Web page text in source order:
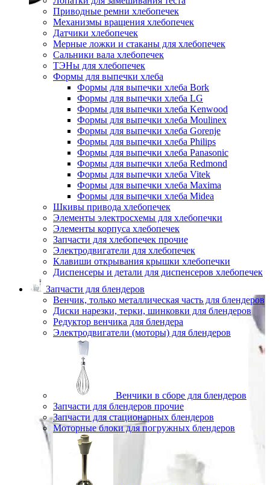
Приводные ремни хлебопечек
Механизмы вращения хлебопечек
Датчики хлебопечек
Мерные ложки и стаканы для хлебопечек
Сальники вала хлебопечек
ТЭНы для хлебопечек
Формы для выпечки хлеба
Формы для выпечки хлеба Bork
Формы для выпечки хлеба LG
Формы для выпечки хлеба Kenwood
Формы для выпечки хлеба Moulinex
Формы для выпечки хлеба Gorenje
Формы для выпечки хлеба Philips
Формы для выпечки хлеба Panasonic
Формы для выпечки хлеба Redmond
Формы для выпечки хлеба Vitek
Формы для выпечки хлеба Maxima
Формы для выпечки хлеба Midea
Шкивы привода хлебопечек
Элементы электросхемы для хлебопечки
Элементы корпуса хлебопечек
Запчасти для хлебопечек прочие
Электродвигатели для хлебопечек
Клавиши открывания крышки хлебопечки
Диспенсеры и детали для диспенсеров хлебопечек
Запчасти для блендеров
Венчик, только металлическая часть для блендеров
Диски нарезки, терки, шинковки для блендеров
Редуктор венчика для блендера
Электродвигатели (моторы) для блендеров
Венчики в сборе для блендеров
Запчасти для блендеров прочие
Запчасти для стационарных блендеров
Моторные блоки для погружных блендеров